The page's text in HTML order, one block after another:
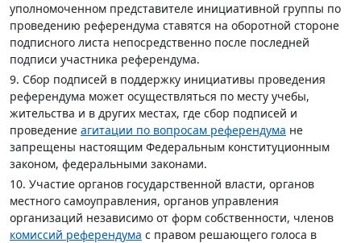
уполномоченном представителе инициативной группы по
проведению референдума ставятся на оборотной стороне
подписного листа непосредственно после последней
подписи участника референдума.
9. Сбор подписей в поддержку инициативы проведения
референдума может осуществляться по месту учебы,
жительства и в других местах, где сбор подписей и
проведение агитации по вопросам референдума не
запрещены настоящим Федеральным конституционным
законом, федеральными законами.
10. Участие органов государственной власти, органов
местного самоуправления, органов управления
организаций независимо от форм собственности, членов
комиссий референдума с правом решающего голоса в